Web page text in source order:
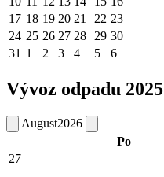
17 18 19 20 21 22 23
24 25 26 27 28 29 30
31 1 2 3 4 5 6
Vývoz odpadu 2025
August2026
Po
27